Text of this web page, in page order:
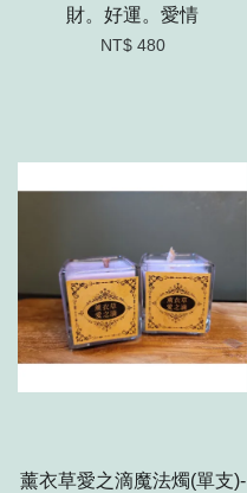
財。好運。愛情
NT$ 480
薰衣草愛之滴魔法燭(單支)-